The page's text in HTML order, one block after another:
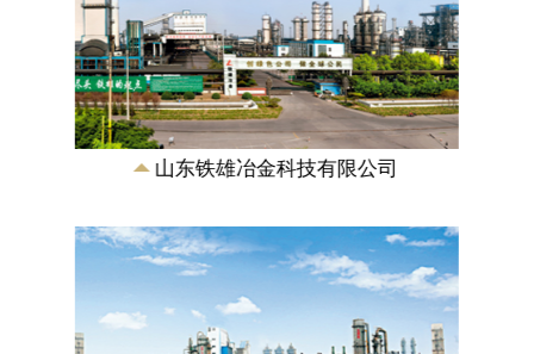
山东铁雄冶金科技有限公司
山东铁雄新沙能源有限公司
成立于2007年，是由山东铁雄冶金科技有
限公司、新汶矿业集团有限责任公司合资
兴建的特大型煤化工能源企业，注册资本
11.5...